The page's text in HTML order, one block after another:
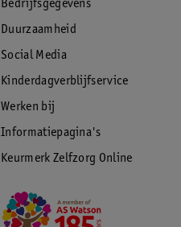
Bedrijfsgegevens
Duurzaamheid
Social Media
Kinderdagverblijfservice
Werken bij
Informatiepagina's
Keurmerk Zelfzorg Online